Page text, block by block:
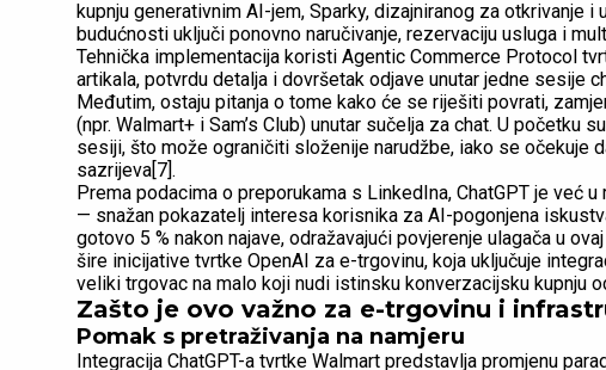
kupnju generativnim AI-jem, Sparky, dizajniranog za otkrivanje
budućnosti uključi ponovno naručivanje, rezervaciju usluga i
Tehnička implementacija koristi Agentic Commerce Protocol
artikala, potvrdu detalja i dovršetak odjave unutar jedne sesije
Međutim, ostaju pitanja o tome kako će se riješiti povrati,
(npr. Walmart+ i Sam’s Club) unutar sučelja za chat. U početku
sesiji, što može ograničiti složenije narudžbe, iako se očekuje
sazrijeva[7].
Prema podacima o preporukama s LinkedIna, ChatGPT je već
— snažan pokazatelj interesa korisnika za AI-pogonjena
gotovo 5 % nakon najave, odražavajući povjerenje ulagača u
šire inicijative tvrtke OpenAI za e-trgovinu, koja uključuje
veliki trgovac na malo koji nudi istinsku konverzacijsku kupnju
Zašto je ovo važno za e-trgovinu i
Pomak s pretraživanja na namjeru
Integracija ChatGPT-a tvrtke Walmart predstavlja promjenu